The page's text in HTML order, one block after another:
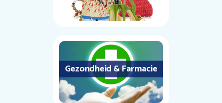
Gezondheid & Farmacie